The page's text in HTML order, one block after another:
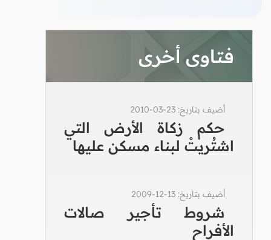
فتاوى أخرى
أضيف بتاريخ: 23-03-2010
حكم زكاة الأرض التي
اشتُريتْ لبناء مسكن عليها
أضيف بتاريخ: 13-12-2009
شروط تأجير صالات
الأفراح